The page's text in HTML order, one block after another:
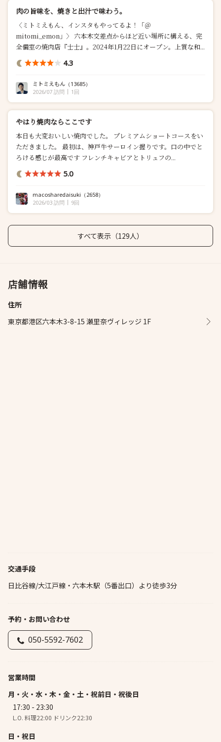
肉の旨味を、焼きと出汁で味わう。
〈ミトミえもん、インスタもやってるよ！「＠
mitomi_emon」〉 六本木交差点からほど近い場所に構える、完
全個室の焼肉店『士士』。2024年1月22日にオープン。上質な和...
4.3
ミトミえもん （13685）
2026/07 訪問
1回
やはり焼肉ならここです
本日も大変おいしい焼肉でした。 プレミアムショートコースをい
ただきました。 最初は、神戸牛サーロイン握りです。口の中でと
ろける感じが最高です フレンチキャビアとトリュフの...
5.0
macosharedaisuki （2658）
2026/03 訪問
9回
すべて表示（129人）
店舗情報
住所
東京都港区六本木3-8-15 瀬里奈ヴィレッジ 1F
交通手段
日比谷線/大江戸線・六本木駅（5番出口）より徒歩3分
予約・お問い合わせ
050-5592-7602
営業時間
月・火・水・木・金・土・祝前日・祝後日
17:30 - 23:30
L.O. 料理22:00 ドリンク22:30
日・祝日